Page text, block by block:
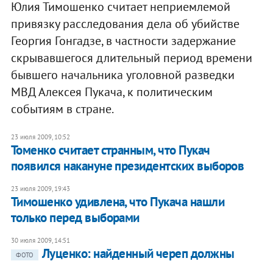
Юлия Тимошенко считает неприемлемой
привязку расследования дела об убийстве
Георгия Гонгадзе, в частности задержание
скрывавшегося длительный период времени
бывшего начальника уголовной разведки
МВД Алексея Пукача, к политическим
событиям в стране.
23 июля 2009, 10:52
Томенко считает странным, что Пукач
появился накануне президентских выборов
23 июля 2009, 19:43
Тимошенко удивлена, что Пукача нашли
только перед выборами
30 июля 2009, 14:51
ФОТО
Луценко: найденный череп должны